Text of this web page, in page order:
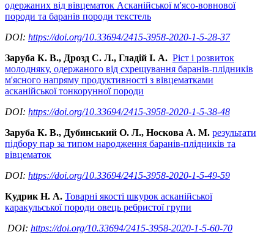
одержаних від вівцематок Асканійської м'ясо-вовнової
породи та баранів породи текстель
DOI: https://doi.org/10.33694/2415-3958-2020-1-5-28-37
Заруба К. В., Дрозд С. Л., Гладій І. А. Ріст і розвиток
молодняку, одержаного від схрещування баранів-плідників
м'ясного напряму продуктивності з вівцематками
асканійської тонкорунної породи
DOI: https://doi.org/10.33694/2415-3958-2020-1-5-38-48
Заруба К. В., Дубинський О. Л., Носкова А. М. результати
підбору пар за типом народження баранів-плідників та
вівцематок
DOI: https://doi.org/10.33694/2415-3958-2020-1-5-49-59
Кудрик Н. А. Товарні якості шкурок асканійської
каракульської породи овець ребристої групи
DOI: https://doi.org/10.33694/2415-3958-2020-1-5-60-70